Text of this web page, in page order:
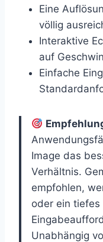
Eine
völlig
Interaktive
auf
Einfache
Image das
Verhältnis.
empfohlen,
oder ein tiefes
Unabhängig